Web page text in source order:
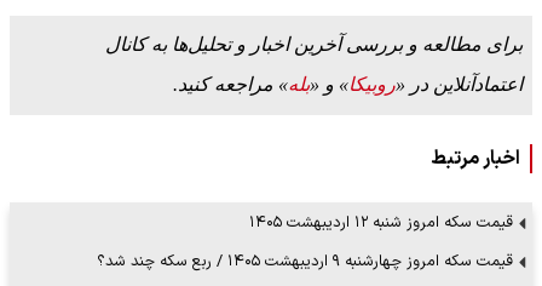
برای مطالعه و بررسی آخرین اخبار و تحلیل‌ها به کانال
اعتمادآنلاین در «روبیکا» و «بله» مراجعه کنید.
اخبار مرتبط
قیمت سکه امروز شنبه ۱۲ اردیبهشت ۱۴۰۵
قیمت سکه امروز چهارشنبه ۹ اردیبهشت ۱۴۰۵ / ربع سکه چند شد؟